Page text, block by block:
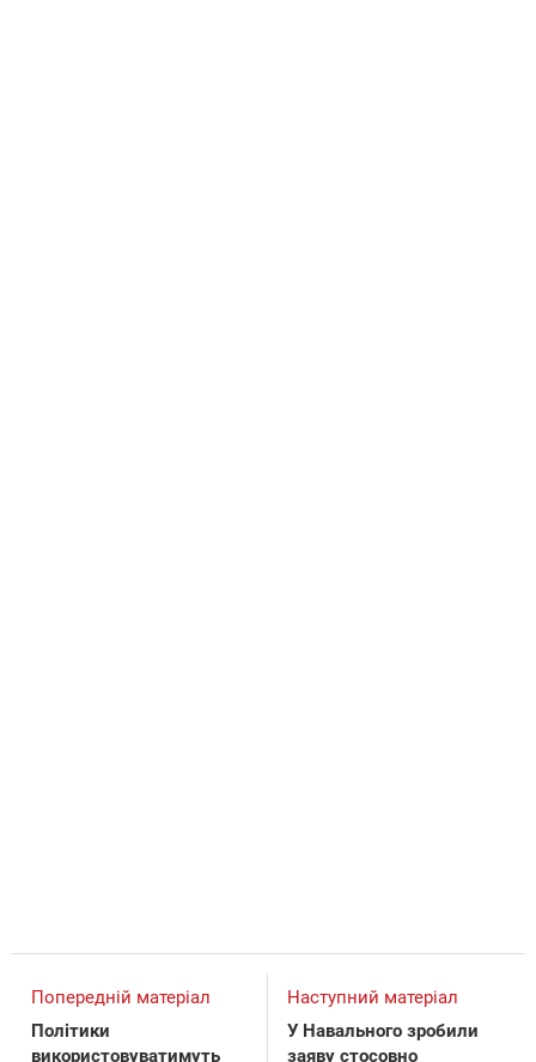
Попередній матеріал
Політики
використовуватимуть
Наступний матеріал
У Навального зробили
заяву стосовно